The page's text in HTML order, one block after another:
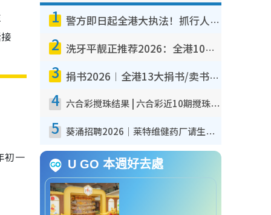
初一
1 警方即日起全港大执法！抓行人乱过马路+司机不专注驾驶！乱过马路罚$2000
2 洗牙平靓正推荐2026：全港10大牙科诊所/医院懒人包，夜诊至8点/镇静洁牙/医疗券适用
3 捐书2026︱全港13大捐书/卖书地点懒人包 二手课本最高$150＋旧书换免费咖啡/戏票
4 六合彩搅珠结果 | 六合彩近10期搅珠结果出炉+ 近30期最旺热门中奖号码
5 葵涌招聘2026｜莱特维健药厂请生产操作员！月薪高达$1.7万 冷气厂房/五天工作/保障双粮
U GO 本週好去處